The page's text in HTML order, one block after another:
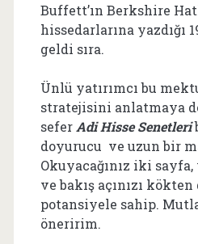
Buffett’ın Berkshire
hissedarlarına yazdığı
geldi sıra.
Ünlü yatırımcı bu
stratejisini anlatmaya
seferAdi Hisse Senetleri
doyurucu ve uzun bir
Okuyacağınız iki sayfa,
ve bakış açınızı
potansiyele sahip.
öneririm.